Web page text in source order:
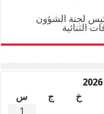
لجنة الشؤون
الثنائية
خ ج
س
1